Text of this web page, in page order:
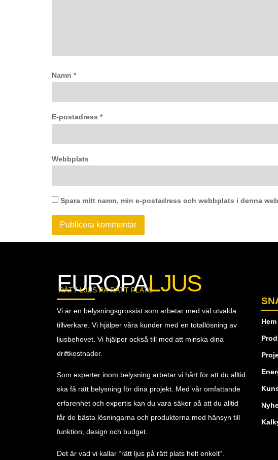
Namn *
E-postadress *
Webbplats
Spara mitt namn, min e-postadress och webbplats i denna
EUROPALJUS
RÄTT LJUS PÅ RÄTT PLATS
Vi är en belysningsgrossist som arbetar med väl utvalda
tillverkare. Vi hjälper våra kunder med en totallösning av
ljusbehovet. Vi hjälper också till med att minska dina
driftkostnader.
Som experter inom belysning arbetar vi hårt för att du alltid
ska få rätt belysning för dina projekt. Med vår omfattande
erfarenhet och expertis kan du vara säker på att du alltid
får de bästa lösningarna och produkterna med hänsyn till
funktion, design och budget.
Det är vad vi kallar “rätt ljus på rätt plats helt enkelt“.
Hem